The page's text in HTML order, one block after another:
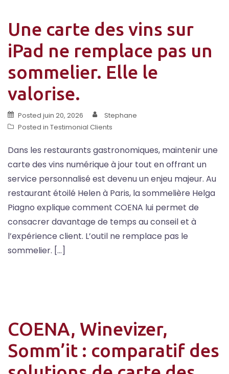
Une carte des vins sur
iPad ne remplace pas un
sommelier. Elle le
valorise.
Posted juin 20, 2026
Stephane
Posted in Testimonial Clients
Dans les restaurants gastronomiques, maintenir une
carte des vins numérique à jour tout en offrant un
service personnalisé est devenu un enjeu majeur. Au
restaurant étoilé Helen à Paris, la sommelière Helga
Piagno explique comment COENA lui permet de
consacrer davantage de temps au conseil et à
l’expérience client. L’outil ne remplace pas le
sommelier. […]
COENA, Winevizer,
Somm’it : comparatif des